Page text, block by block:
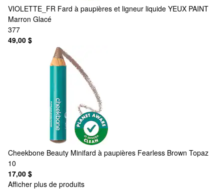
VIOLETTE_FR Fard à paupières et ligneur liquide YEUX PAINT
Marron Glacé
377
49,00 $
Cheekbone Beauty Minifard à paupières Fearless Brown Topaz
10
17,00 $
Afficher plus de produits